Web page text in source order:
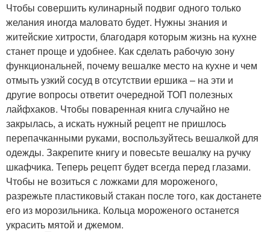
Чтобы совершить кулинарный подвиг одного только
желания иногда маловато будет. Нужны знания и
житейские хитрости, благодаря которым жизнь на кухне
станет проще и удобнее. Как сделать рабочую зону
функциональней, почему вешалке место на кухне и чем
отмыть узкий сосуд в отсутствии ершика – на эти и
другие вопросы ответит очередной ТОП полезных
лайфхаков. Чтобы поваренная книга случайно не
закрылась, а искать нужный рецепт не пришлось
перепачканными руками, воспользуйтесь вешалкой для
одежды. Закрепите книгу и повесьте вешалку на ручку
шкафчика. Теперь рецепт будет всегда перед глазами.
Чтобы не возиться с ложками для мороженого,
разрежьте пластиковый стакан после того, как достанете
его из морозильника. Кольца мороженого останется
украсить мятой и джемом.